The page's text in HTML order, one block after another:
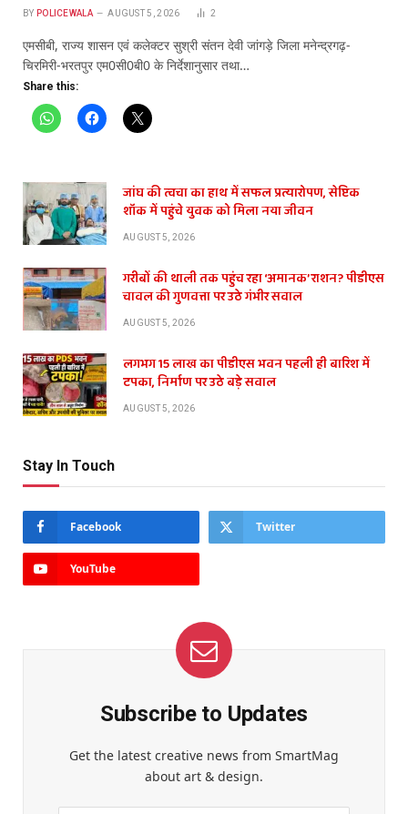
BY POLICEWALA AUGUST 5, 2026 2
एमसीबी, राज्य शासन एवं कलेक्टर सुश्री संतन देवी जांगड़े जिला मनेन्द्रगढ़-
चिरमिरी-भरतपुर एम0सी0बी0 के निर्देशानुसार तथा…
Share this:
जांघ की त्वचा का हाथ में सफल प्रत्यारोपण, सेप्टिक
शॉक में पहुंचे युवक को मिला नया जीवन
AUGUST 5, 2026
गरीबों की थाली तक पहुंच रहा ‘अमानक’ राशन? पीडीएस
चावल की गुणवत्ता पर उठे गंभीर सवाल
AUGUST 5, 2026
लगभग 15 लाख का पीडीएस भवन पहली ही बारिश में
टपका, निर्माण पर उठे बड़े सवाल
AUGUST 5, 2026
Stay In Touch
Facebook Twitter
YouTube
Subscribe to Updates
Get the latest creative news from SmartMag
about art & design.